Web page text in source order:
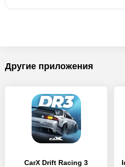
Другие приложения
CarX Drift Racing 3